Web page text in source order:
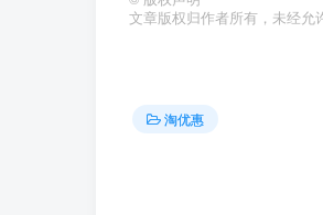
文章版权归作者所有，未经允
淘优惠